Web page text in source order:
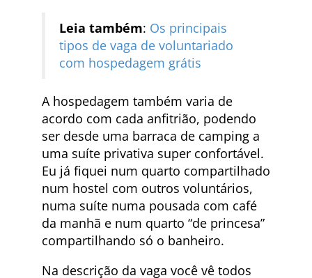
Leia também: Os principais
tipos de vaga de voluntariado
com hospedagem grátis
A hospedagem também varia de
acordo com cada anfitrião, podendo
ser desde uma barraca de camping a
uma suíte privativa super confortável.
Eu já fiquei num quarto compartilhado
num hostel com outros voluntários,
numa suíte numa pousada com café
da manhã e num quarto “de princesa”
compartilhando só o banheiro.
Na descrição da vaga você vê todos